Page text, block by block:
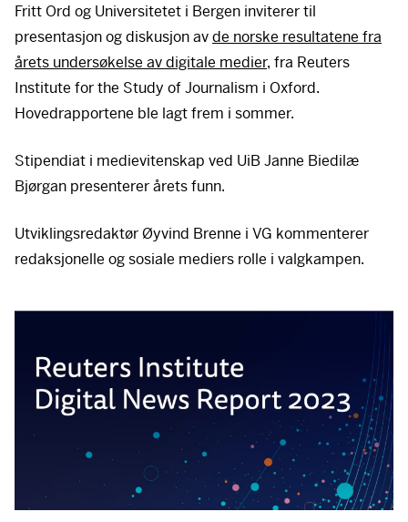
Fritt Ord og Universitetet i Bergen inviterer til
presentasjon og diskusjon avde norske resultatene fra
årets undersøkelse av digitale medier, fra Reuters
Institute for the Study of Journalism i Oxford.
Hovedrapportene ble lagt frem i sommer.
Stipendiat i medievitenskap ved UiB Janne Biedilæ
Bjørgan presenterer årets funn.
Utviklingsredaktør Øyvind Brenne i VG kommenterer
redaksjonelle og sosiale mediers rolle i valgkampen.